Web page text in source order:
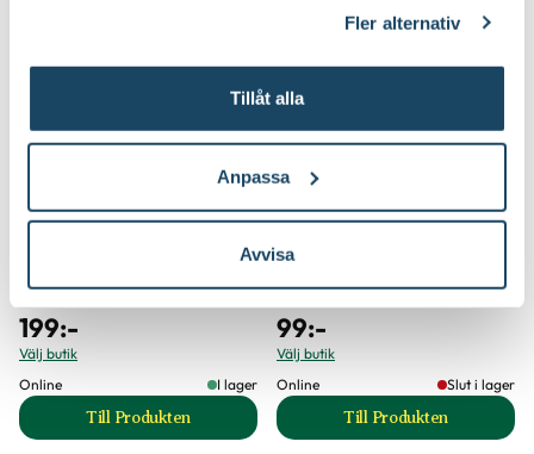
Fler alternativ
Tillåt alla
Anpassa
Avvisa
199:-
Välj butik
Online
I lager
Till Produkten
till Binab t Nyttosvamp produktsida
99:-
Välj butik
Online
Slut i lager
Till Produkten
till Ros- och